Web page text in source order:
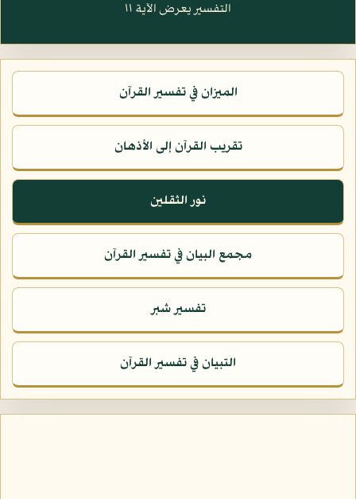
التفسير يعرض الآية ١١
الميزان في تفسير القرآن
تقريب القرآن إلى الأذهان
نور الثقلين
مجمع البيان في تفسير القرآن
تفسير شبر
التبيان في تفسير القرآن